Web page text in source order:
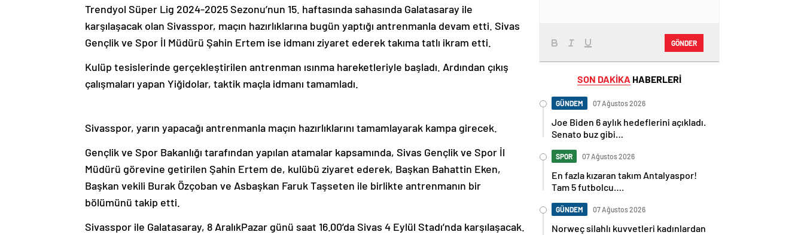
Trendyol Süper Lig 2024-2025 Sezonu’nun 15. haftasında sahasında Galatasaray ile
karşılaşacak olan Sivasspor, maçın hazırlıklarına bugün yaptığı antrenmanla devam etti. Sivas
Gençlik ve Spor İl Müdürü Şahin Ertem ise idmanı ziyaret ederek takıma tatlı ikram etti.
Kulüp tesislerinde gerçekleştirilen antrenman ısınma hareketleriyle başladı. Ardından çıkış
çalışmaları yapan Yiğidolar, taktik maçla idmanı tamamladı.
Sivasspor, yarın yapacağı antrenmanla maçın hazırlıklarını tamamlayarak kampa girecek.
Gençlik ve Spor Bakanlığı tarafından yapılan atamalar kapsamında, Sivas Gençlik ve Spor İl
Müdürü görevine getirilen Şahin Ertem de, kulübü ziyaret ederek, Başkan Bahattin Eken,
Başkan vekili Burak Özçoban ve Asbaşkan Faruk Taşseten ile birlikte antrenmanın bir
bölümünü takip etti.
Sivasspor ile Galatasaray, 8 AralıkPazar günü saat 16.00’da Sivas 4 Eylül Stadı’nda karşılaşacak.
GÖNDER
SON DAKİKA HABERLERİ
GÜNDEM 07 Ağustos 2026
Joe Biden 6 aylık hedeflerini açıkladı.
Senato buz gibi…
SPOR 07 Ağustos 2026
En fazla kızaran takım Antalyaspor!
Tam 5 futbolcu….
GÜNDEM 07 Ağustos 2026
Norweç silahlı kuvvetleri kadınlardan